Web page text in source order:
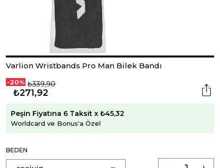
Varlion Wristbands Pro Man Bilek Bandı
-20% ₺339,90
₺271,92
Peşin Fiyatına 6 Taksit x ₺45,32
Worldcard ve Bonus'a Özel
BEDEN